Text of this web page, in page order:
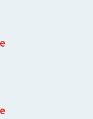
e
e